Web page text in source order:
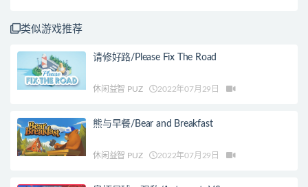
类似游戏推荐
请修好路/Please Fix The Road
休闲益智 PUZ 2022年07月29日
熊与早餐/Bear and Breakfast
休闲益智 PUZ 2022年07月29日